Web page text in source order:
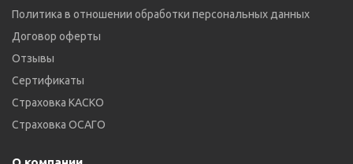
Политика в отношении обработки персональных данных
Договор оферты
Отзывы
Сертификаты
Страховка КАСКО
Страховка ОСАГО